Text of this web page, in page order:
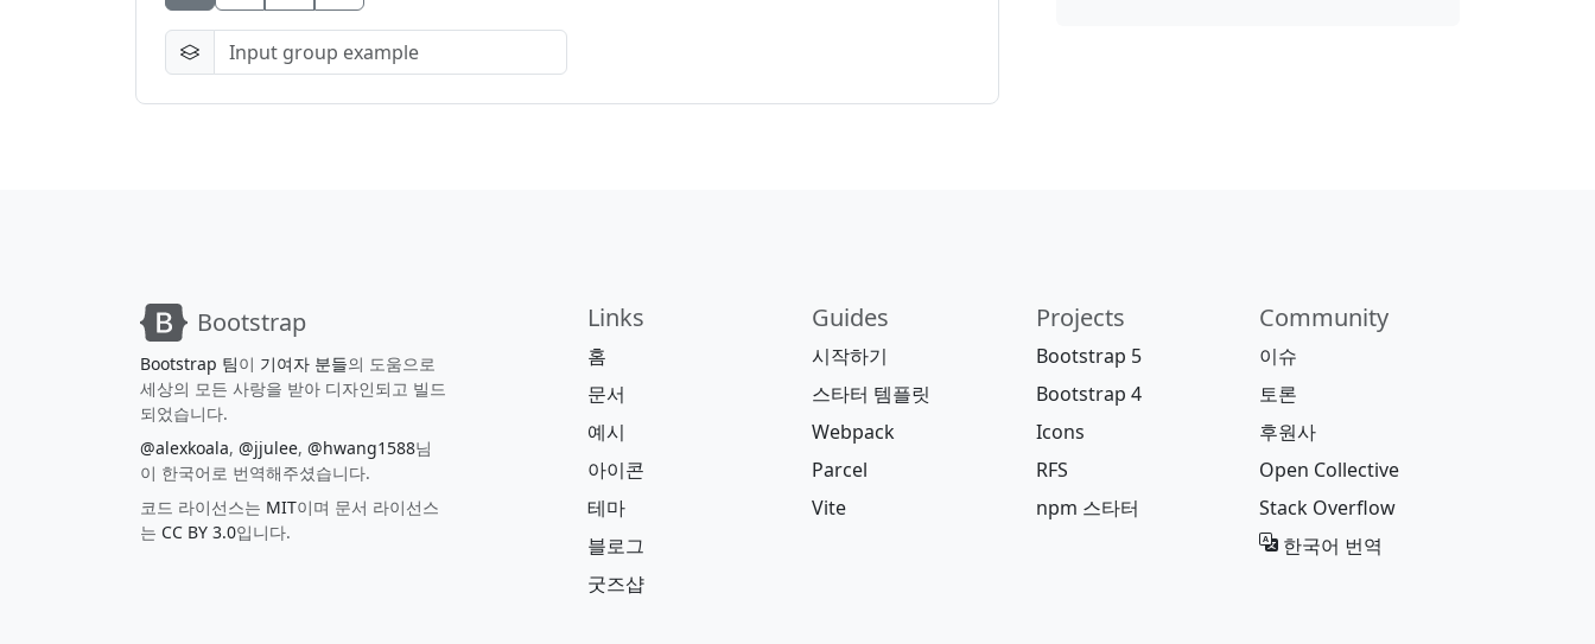
ButtonButtonButton
Bootstrap
Bootstrap 팀이 기여자 분들의 도움으로
세상의 모든 사랑을 받아 디자인되고 빌드
되었습니다.
@alexkoala, @jjulee, @hwang1588님
이 한국어로 번역해주셨습니다.
코드 라이선스는 MIT이며 문서 라이선스
는 CC BY 3.0입니다.
Links
홈
문서
예시
아이콘
테마
블로그
굿즈샵
Guides
시작하기
스타터 템플릿
Webpack
Parcel
Vite
Projects
Bootstrap 5
Bootstrap 4
Icons
RFS
npm 스타터
Community
이슈
토론
후원사
Open Collective
Stack Overflow
한국어 번역